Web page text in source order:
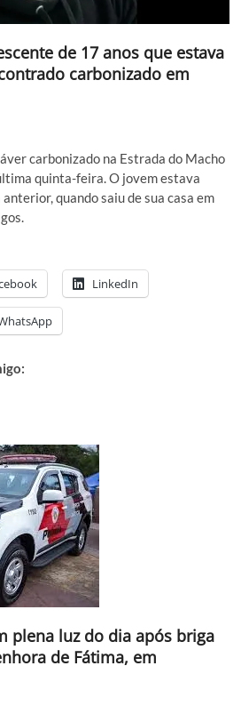
de 17 anos que estava
carbonizado em
carbonizado na Estrada do Macho
quinta-feira. O jovem estava
quando saiu de sua casa em
LinkedIn
plena luz do dia após briga
de Fátima, em